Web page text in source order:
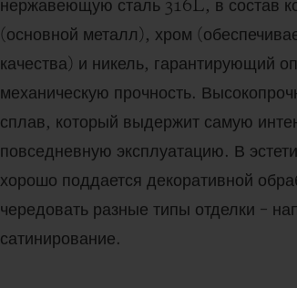
нержавеющую сталь 316L, в состав
(основной металл), хром
качества) и никель, гарантирующий
механическую прочность.
сплав, который выдержит самую
повседневную эксплуатацию. В
хорошо поддается декоративной
чередовать разные типы отделки –
сатинирование.